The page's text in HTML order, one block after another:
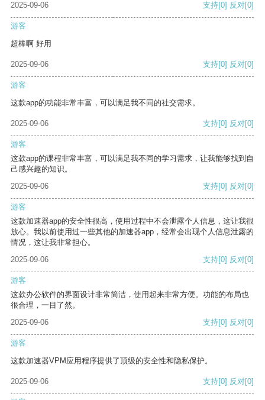
2025-09-06 支持[0] 反对[0]
游客
超棒啊 好用
2025-09-06 支持[0] 反对[0]
游客
这款app的功能非常丰富，可以满足我不同的社交需求。
2025-09-06 支持[0] 反对[0]
游客
这款app的课程非常丰富，可以满足我不同的学习需求，让我能够找到自
己感兴趣的知识。
2025-09-06
支持[0] 反对[0]
游客
这款加速器app的安全性很高，使用过程中不会泄露个人信息，这让我很
放心。我以前使用过一些其他的加速器app，经常会出现个人信息泄露的
情况，这让我非常担心。
2025-09-06
支持[0] 反对[0]
游客
这款办公软件的界面设计非常简洁，使用起来非常方便。功能的布局也
很合理，一目了然。
2025-09-06
支持[0] 反对[0]
游客
这款加速器VPM应用程序提供了顶级的安全性和隐私保护。
2025-09-06 支持[0] 反对[0]